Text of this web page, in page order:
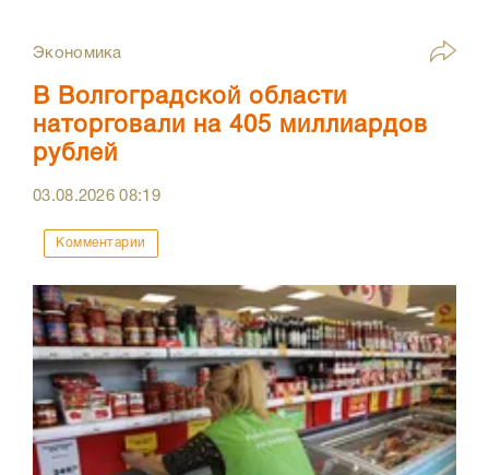
Экономика
В Волгоградской области
наторговали на 405 миллиардов
рублей
03.08.202608:19
Комментарии